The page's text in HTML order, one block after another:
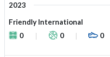
2023
Friendly International
0
0 0